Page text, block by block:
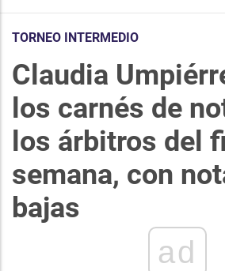
TORNEO INTERMEDIO
Claudia
los carnés de
los árbitros del
semana, con
bajas
ad